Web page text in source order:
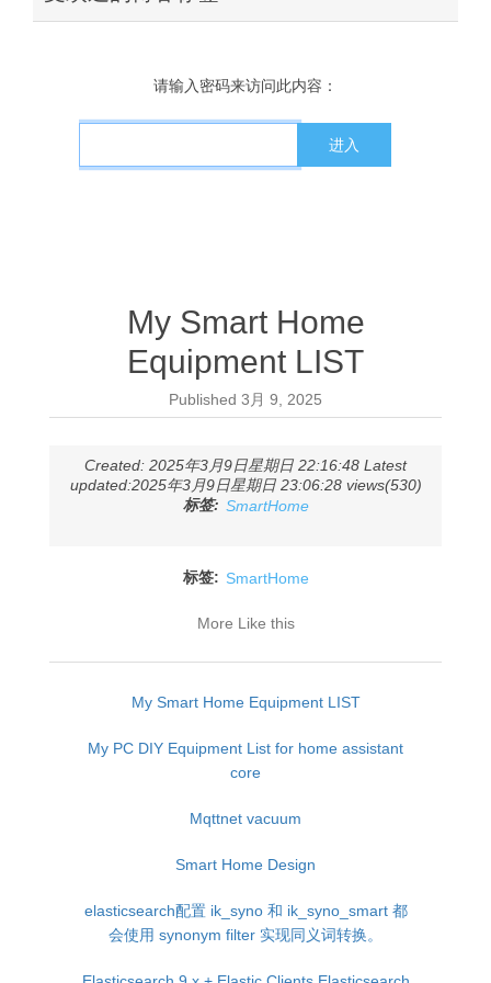
请输入密码来访问此内容：
My Smart Home
Equipment LIST
Published 3月 9, 2025
Created: 2025年3月9日星期日 22:16:48 Latest
updated:2025年3月9日星期日 23:06:28 views(530)
标签: SmartHome
标签: SmartHome
More Like this
My Smart Home Equipment LIST
My PC DIY Equipment List for home assistant
core
Mqttnet vacuum
Smart Home Design
elasticsearch配置 ik_syno 和 ik_syno_smart 都
会使用 synonym filter 实现同义词转换。